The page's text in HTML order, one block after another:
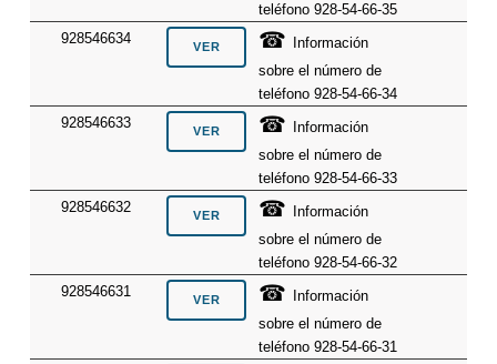
teléfono 928-54-66-35
928546634
☎
Información
sobre el número de
teléfono 928-54-66-34
928546633
☎
Información
sobre el número de
teléfono 928-54-66-33
928546632
☎
Información
sobre el número de
teléfono 928-54-66-32
928546631
☎
Información
sobre el número de
teléfono 928-54-66-31